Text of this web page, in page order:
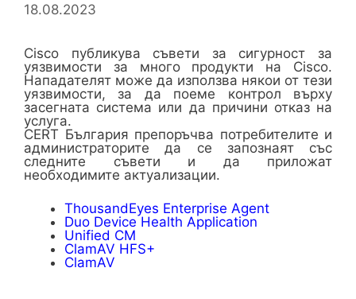
18.08.2023
Cisco публикува съвети за сигурност за
уязвимости за много продукти на Cisco.
Нападателят може да използва някои от тези
уязвимости, за да поеме контрол върху
засегната система или да причини отказ на
услуга.
CERT България препоръчва потребителите и
администраторите да се запознаят със
следните съвети и да приложат
необходимите актуализации.
ThousandEyes Enterprise Agent
Duo Device Health Application
Unified CM
ClamAV HFS+
ClamAV